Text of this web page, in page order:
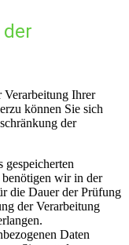
Verarbeitung Ihrer
können Sie sich
der
benötigen wir in der
die Dauer der Prüfung
der Verarbeitung
Daten